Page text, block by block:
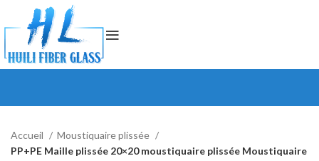
Accueil
Moustiquaire plissée
PP+PE Maille plissée 20×20 moustiquaire plissée Moustiquaire